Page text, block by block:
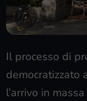
Il processo di
democratizzato
l’arrivo in